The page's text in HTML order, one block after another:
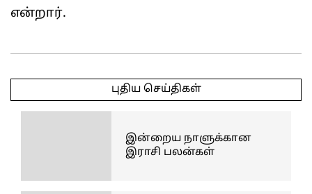
என்றார்.
06-
புதிய செய்திகள்
இன்றைய நாளுக்கான
இராசி பலன்கள்